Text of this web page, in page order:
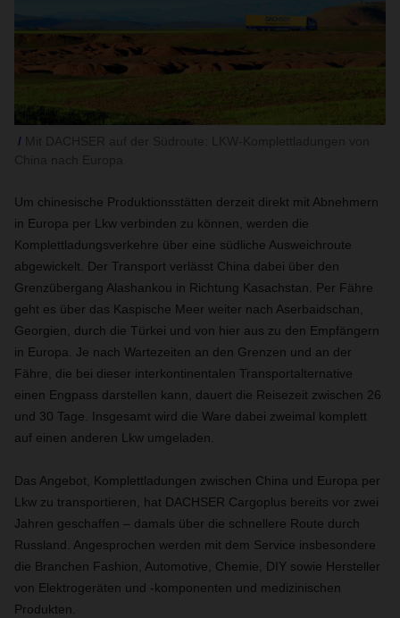
Um chinesische Produktionsstätten derzeit direkt mit Abnehmern
in Europa per Lkw verbinden zu können, werden die
Komplettladungsverkehre über eine südliche Ausweichroute
abgewickelt. Der Transport verlässt China dabei über den
Grenzübergang Alashankou in Richtung Kasachstan. Per Fähre
geht es über das Kaspische Meer weiter nach Aserbaidschan,
Georgien, durch die Türkei und von hier aus zu den Empfängern
in Europa. Je nach Wartezeiten an den Grenzen und an der
Fähre, die bei dieser interkontinentalen Transportalternative
einen Engpass darstellen kann, dauert die Reisezeit zwischen 26
und 30 Tage. Insgesamt wird die Ware dabei zweimal komplett
auf einen anderen Lkw umgeladen.
Das Angebot, Komplettladungen zwischen China und Europa per
Lkw zu transportieren, hat DACHSER Cargoplus bereits vor zwei
Jahren geschaffen – damals über die schnellere Route durch
Russland. Angesprochen werden mit dem Service insbesondere
die Branchen Fashion, Automotive, Chemie, DIY sowie Hersteller
von Elektrogeräten und -komponenten und medizinischen
Produkten.